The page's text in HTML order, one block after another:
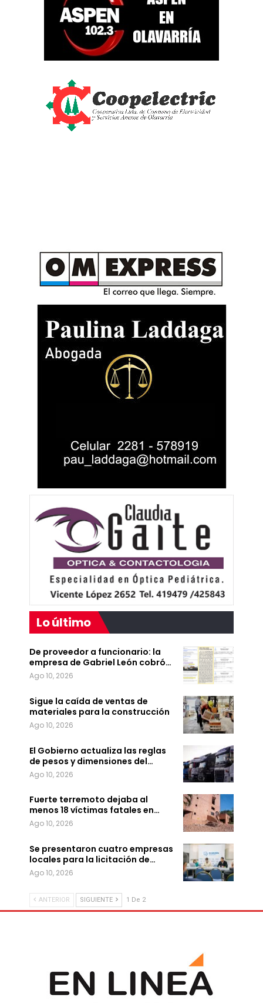
Lo último
De proveedor a funcionario: la
empresa de Gabriel León cobró…
Ago 10, 2026
Sigue la caída de ventas de
materiales para la construcción
Ago 10, 2026
El Gobierno actualiza las reglas
de pesos y dimensiones del…
Ago 10, 2026
Fuerte terremoto dejaba al
menos 18 víctimas fatales en…
Ago 10, 2026
Se presentaron cuatro empresas
locales para la licitación de…
Ago 10, 2026
ANTERIOR SIGUIENTE 1 De 2